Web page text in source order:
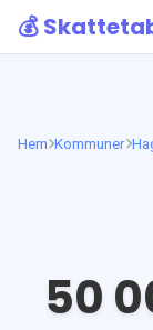
💰
Hem Kommuner
50